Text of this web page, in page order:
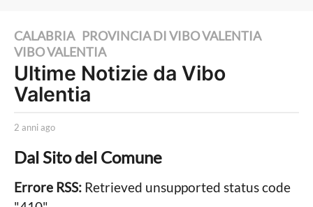
2
a
n
n
a
g
2
CALABRIA PROVINCIA DI VIBO VALENTIA
VIBO VALENTIA
Ultime Notizie da Vibo
Valentia
b
L
a
P
o
2 anni ago
n
n
i
a
Dal Sito del Comune
Errore RSS: Retrieved unsupported status code